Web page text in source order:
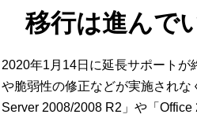
移行は進んで
2020年1月14日に延長サポート
や脆弱性の修正などが実施され
Server 2008/2008 R2」や「